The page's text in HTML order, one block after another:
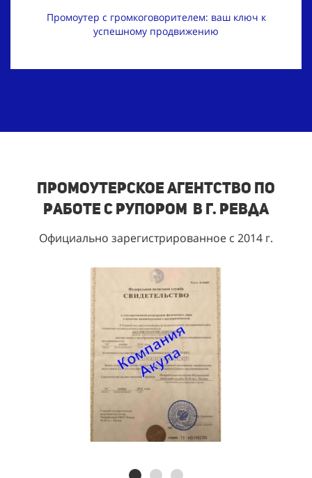
Промоутер с громкоговорителем: ваш ключ к
успешному продвижению
Промоутерское агентство по
работе с рупором в г. Ревда
Официально зарегистрированное с 2014 г.